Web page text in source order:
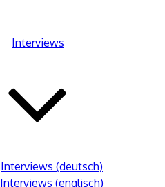
Interviews
Interviews (deutsch)
Interviews (englisch)